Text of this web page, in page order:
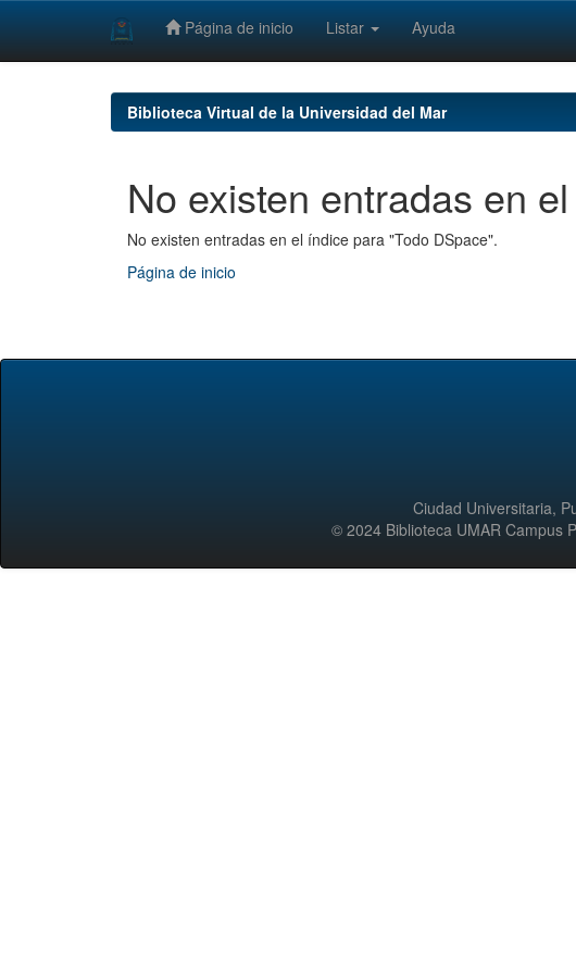
Página de inicio Listar Ayuda
Biblioteca Virtual de la Universidad del Mar
No existen entradas en
No existen entradas en el índice para "Todo DSpace".
Página de inicio
Ciudad Universitaria,
© 2024 Biblioteca UMAR Campus